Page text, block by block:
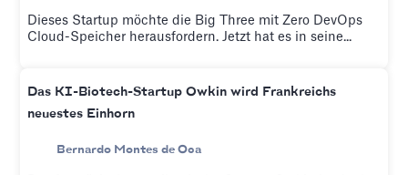
Dieses Startup möchte die Big Three mit Zero DevOps
Cloud-Speicher herausfordern. Jetzt hat es in seine...
Das KI-Biotech-Startup Owkin wird Frankreichs
neuestes Einhorn
Bernardo Montes de Oca